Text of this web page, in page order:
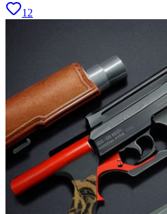
12